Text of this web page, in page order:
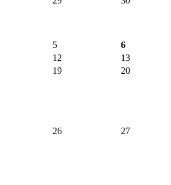
5
6
12
13
19 20
26 27